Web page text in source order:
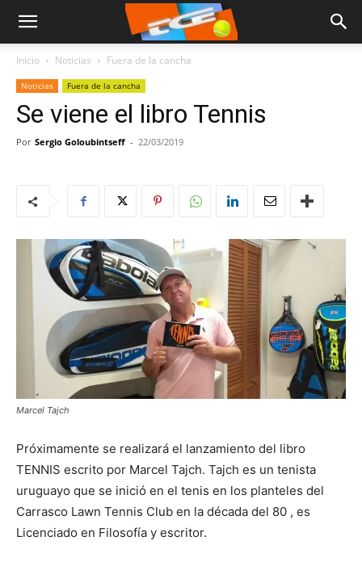
Inicio Noticias Fuera de la cancha
Noticias Fuera de la cancha
Se viene el libro Tennis
Por Sergio Goloubintseff - 22/03/2019
Marcel Tajch
Próximamente se realizará el lanzamiento del libro
TENNIS escrito por Marcel Tajch. Tajch es un tenista
uruguayo que se inició en el tenis en los planteles del
Carrasco Lawn Tennis Club en la década del 80 , es
Licenciado en Filosofía y escritor.